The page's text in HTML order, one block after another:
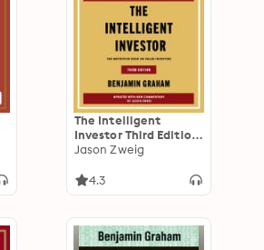
The Intelligent
Investor Third Edition:
The Definitive Book
Jason Zweig
4.3